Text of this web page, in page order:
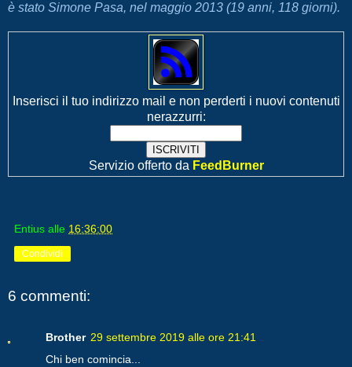
è stato Simone Pasa, nel maggio 2013 (19 anni, 118 giorni).
Inserisci il tuo indirizzo mail e non perderti i nuovi contenuti
nerazzurri:
Servizio offerto da FeedBurner
Entius alle 16:36:00
Condividi
6 commenti:
Brother 29 settembre 2019 alle ore 21:41
Chi ben comincia...